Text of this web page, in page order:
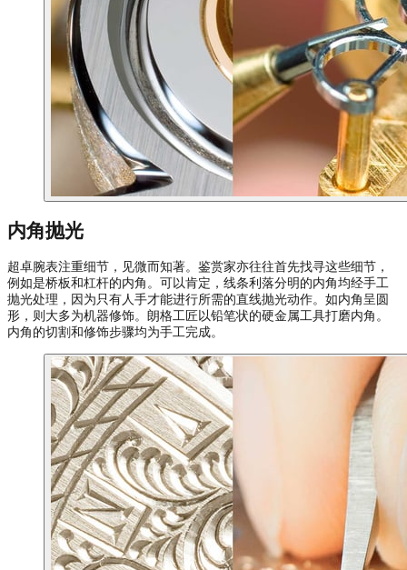
内角抛光
超卓腕表注重细节，见微而知著。鉴赏家亦往往首先找寻这些细节，
例如是桥板和杠杆的内角。可以肯定，线条利落分明的内角均经手工
抛光处理，因为只有人手才能进行所需的直线抛光动作。如内角呈圆
形，则大多为机器修饰。朗格工匠以铅笔状的硬金属工具打磨内角。
内角的切割和修饰步骤均为手工完成。